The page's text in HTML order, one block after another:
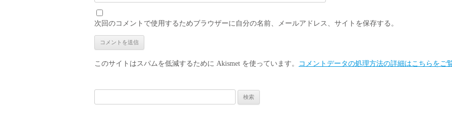
次回のコメントで使用するためブラウザーに自分の名前、メールアドレス、サイトを保存する。
このサイトはスパムを低減するために Akismet を使っています。 コメントデータの処理方法の詳細はこちらをご
索: